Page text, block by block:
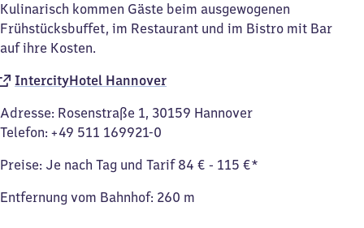
Kulinarisch kommen Gäste beim ausgewogenen
Frühstücksbuffet, im Restaurant und im Bistro mit Bar
auf ihre Kosten.
IntercityHotel Hannover
Adresse: Rosenstraße 1, 30159 Hannover
Telefon: +49 511 169921-0
Preise: Je nach Tag und Tarif 84 € - 115 €*
Entfernung vom Bahnhof: 260 m